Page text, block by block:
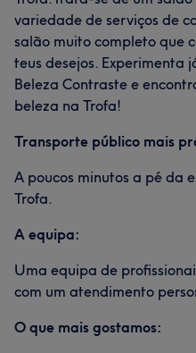
variedade de serviços de
salão muito completo que
teus desejos. Experimenta
Beleza Contraste e
beleza na Trofa!
Transporte público mais
A poucos minutos a pé da
Trofa.
A equipa:
Uma equipa de
com um atendimento
O que mais gostamos: